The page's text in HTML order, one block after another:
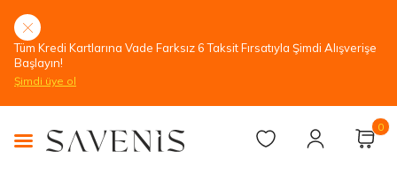
Tüm Kredi Kartlarına Vade Farksız 6 Taksit Fırsatıyla Şimdi Alışverişe
Başlayın!
Şimdi üye ol
0